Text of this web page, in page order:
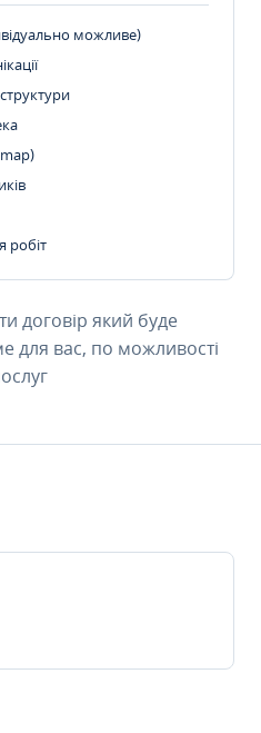
можливе)
робіт
договір який буде
для вас, по можливості